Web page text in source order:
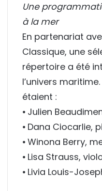
Une
à la mer
En partenariat
Classique, une
répertoire a été
l’univers
étaient :
⦁ Julien
⦁ Dana Ciocarlie,
⦁ Winona Berry,
⦁ Lisa Strauss,
⦁ Livia Louis-